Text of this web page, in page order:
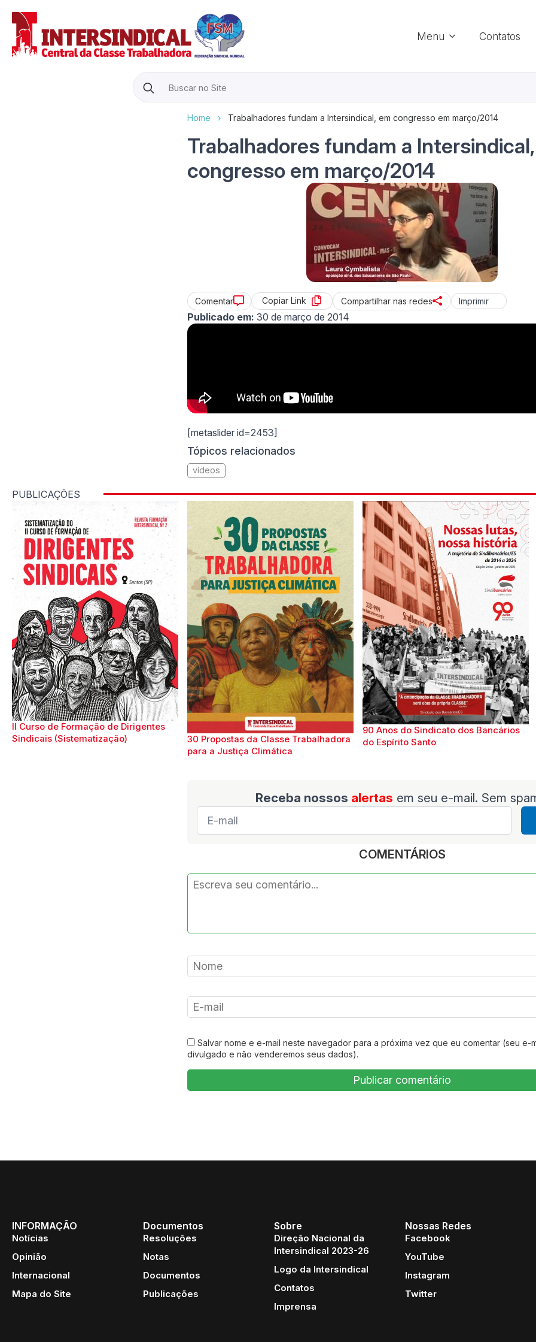
Menu Contatos
Search
for:
Home › Trabalhadores fundam a Intersindical, em congresso em março/2014
Trabalhadores fundam a
congresso em março/2014
Comentar Copiar Link Compartilhar nas redes Imprimir
Publicado em: 30 de março de 2014
[metaslider id=2453]
Tópicos relacionados
vídeos
PUBLICAÇÕES
II Curso de Formação de Dirigentes
Sindicais (Sistematização)
30 Propostas da Classe Trabalhadora
para a Justiça Climática
90 Anos do Sindicato dos Bancários
do Espírito Santo
Receba nossos alertas em seu e-mail. Sem
E-
mail
COMENTÁRIOS
Salvar nome e e-mail neste navegador para a próxima vez que eu comentar (seu e-
divulgado e não venderemos seus dados).
INFORMAÇÃO
Notícias
Opinião
Internacional
Mapa do Site
Documentos
Resoluções
Notas
Documentos
Publicações
Sobre
Direção Nacional da
Intersindical 2023-26
Logo da Intersindical
Contatos
Imprensa
Nossas Redes
Facebook
YouTube
Instagram
Twitter